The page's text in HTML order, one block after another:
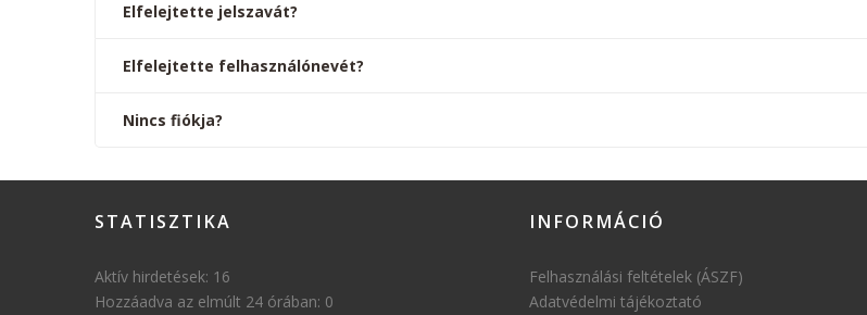
Elfelejtette jelszavát?
Elfelejtette felhasználónevét?
Nincs fiókja?
STATISZTIKA
Aktív hirdetések: 16
Hozzáadva az elmúlt 24 órában: 0
INFORMÁCIÓ
Felhasználási feltételek (ÁSZF)
Adatvédelmi tájékoztató